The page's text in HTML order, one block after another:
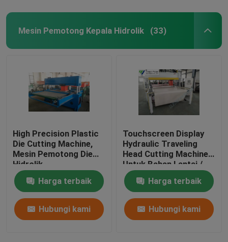
Mesin Pemotong Kepala Hidrolik (33)
High Precision Plastic
Die Cutting Machine,
Mesin Pemotong Die
Hidrolik
Harga terbaik
Hubungi kami
Touchscreen Display
Hydraulic Traveling
Head Cutting Machine
Untuk Bahan Lantai /
Soft Film
Harga terbaik
Hubungi kami